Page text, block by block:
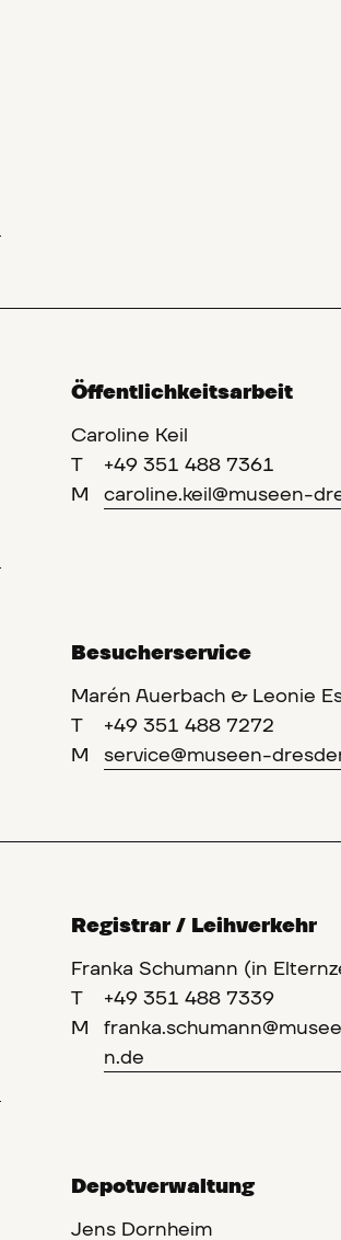
Öffentlichkeitsarbeit
Caroline Keil
T
+49 351 488 7361
M
caroline.keil@museen-
Besucherservice
Marén Auerbach & Leonie
T
+49 351 488 7272
M
service@museen-
Registrar / Leihverkehr
Franka Schumann (in
T
+49 351 488 7339
M
n.de
Depotverwaltung
Jens Dornheim